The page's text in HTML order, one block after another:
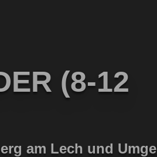
(8-12
am Lech und